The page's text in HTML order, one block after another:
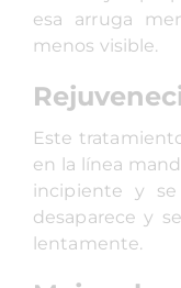
esa arruga
menos visible.
Este
en la línea
incipiente y se
desaparece y
lentamente.